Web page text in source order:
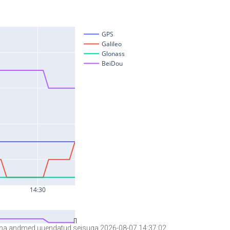
andmed uuendatud seisuga 2026-08-07 14:37:02